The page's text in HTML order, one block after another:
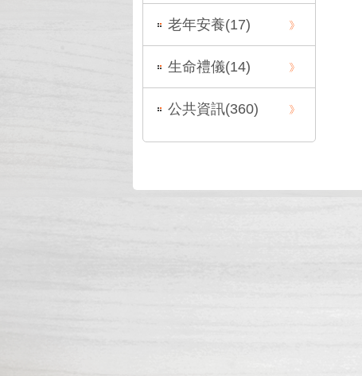
老年安養(17)
生命禮儀(14)
公共資訊(360)